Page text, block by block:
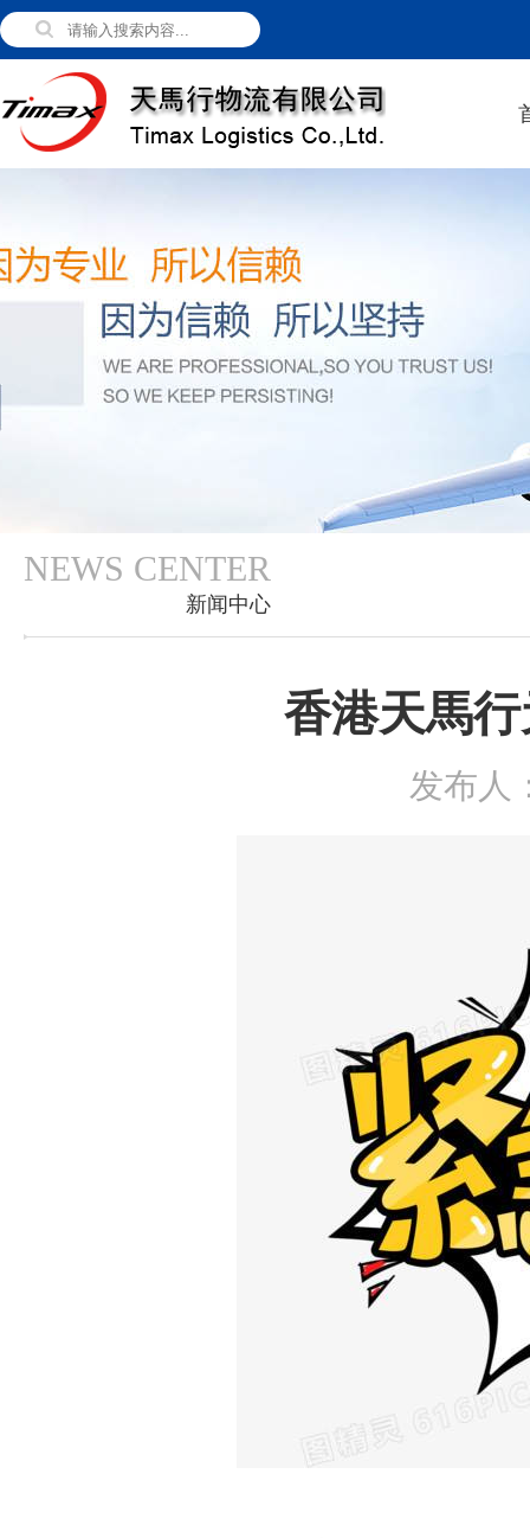
NEWS CENTER
新闻中心
香港天馬
发布人